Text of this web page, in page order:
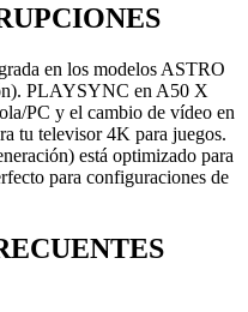
en los modelos ASTRO
PLAYSYNC en A50 X
PC y el cambio de vídeo en
tu televisor 4K para juegos.
está optimizado para
para configuraciones de